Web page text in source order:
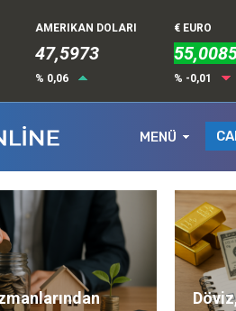
AMERIKAN DOLARI
47,5973
% 0,06
€ EURO
% -0,01
MENÜ